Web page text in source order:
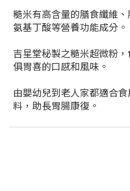
糙米有高含量的膳食纖維
氨基丁酸等營養功能成分。
吉星堂秘製之糙米超微粉
俱胃喜的口感和風味。
由嬰幼兒到老人家都適合
料，助長胃腸康復。